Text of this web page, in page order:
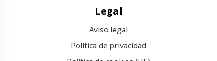
Legal
Aviso legal
Política de privacidad